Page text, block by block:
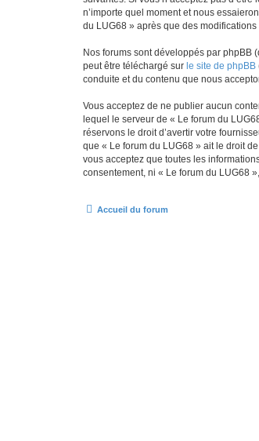
n’importe quel moment et nous
du LUG68 » après que des
Nos forums sont développés par phpBB
peut être téléchargé sur le site de phpBB
conduite et du contenu que nous
Vous acceptez de ne publier aucun
lequel le serveur de « Le forum du
réservons le droit d’avertir votre
que « Le forum du LUG68 » ait le droit
vous acceptez que toutes les
consentement, ni « Le forum du LUG68
Accueil du forum